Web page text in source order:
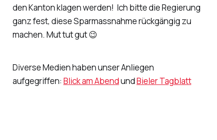
den Kanton klagen werden! Ich bitte die Regierung
ganz fest, diese Sparmassnahme rückgängig zu
machen. Mut tut gut 😉
Diverse Medien haben unser Anliegen
aufgegriffen: Blick am AbendundBieler Tagblatt